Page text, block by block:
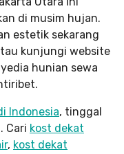
di musim hujan.
estetik sekarang
kunjungi website
hunian sewa
Indonesia, tinggal
Cari kost dekat
, kost dekat